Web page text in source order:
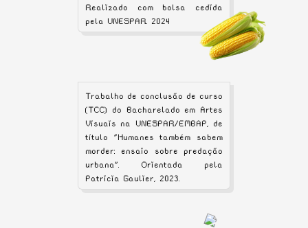
Realizado com bolsa cedida
pela UNESPAR. 2024
Trabalho de conclusão de curso
(TCC) do Bacharelado em Artes
Visuais na UNESPAR/EMBAP, de
título "Humanes também sabem
morder: ensaio sobre predação
urbana". Orientada pela
Patricia Gaulier, 2023.